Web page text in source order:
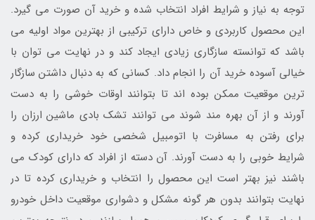
توجه به نیاز و شرایط افراد انتخاب شده و خرید آن صورت می گیرد.
این محصول کاربردی و خاص دارای ترکیبی از بهترین مواد اولیه می
باشد که توانسته سازگاری زیادی ایجاد کند و در نهایت می توان با
خیالی آسوده خرید آن را انجام داد. کسانی که به دنبال داشتن سازگار
ترین موقعیت ممکن بوده اند تا بتوانند اوقات خوشی را به دست
آورند و از آن بهره مند شوند می توانند تشک بادی ماشین ارزان را
برای رفتن به مسافرت با اتومبیل شخصی خود خریداری کرده و
شرایط خوبی را به دست آورند. آن دسته از افراد که دارای کودک می
باشند نیز بهتر است این محصول را انتخاب و خریداری کرده تا در
نهایت بتوانند بدون هر گونه مشکل و دشواری موقعیت داخل خودرو